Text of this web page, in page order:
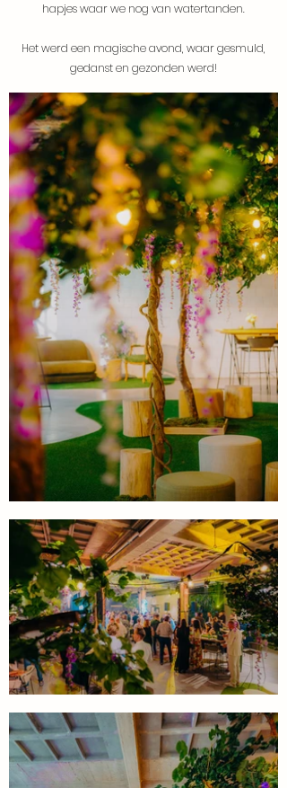
hapjes waar we nog van watertanden.
Het werd een magische avond, waar gesmuld,
gedanst en gezonden werd!